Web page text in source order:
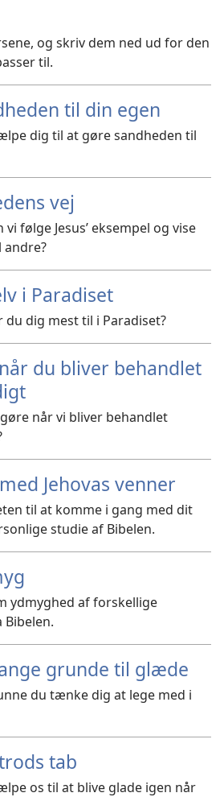
og skriv dem ned ud for den
til.
til din egen
dig til at gøre sandheden til
vej
følge Jesus’ eksempel og vise
i Paradiset
dig mest til i Paradiset?
du bliver behandlet
når vi bliver behandlet
Jehovas venner
til at komme i gang med dit
studie af Bibelen.
ydmyghed af forskellige
grunde til glæde
du tænke dig at lege med i
tab
os til at blive glade igen når